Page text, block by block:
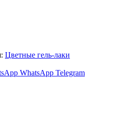
Цветные гель-лаки
WhatsApp Telegram